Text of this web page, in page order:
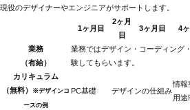
現役のデザイナーやエンジニアがサポートします。
1ヶ月目
2ヶ月
目
3ヶ月目 4
業務
（有給）
業務ではデザイン・コーディング
験してもらいます。
カリキュラム
（無料）
※デザインコ
ースの例
PC基礎 デザインの仕組み
情報
用途